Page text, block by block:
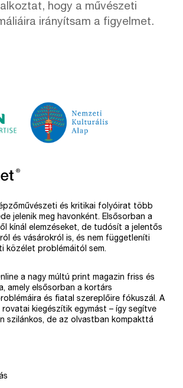
hogy a művészeti
irányítsam a figyelmet.
és kritikai folyóirat több
jelenik meg havonként. Elsősorban a
kínál elemzéseket, de tudósít a jelentős
és vásárokról is, és nem függetleníti
közélet problémáitól sem.
a nagy múltú print magazin friss és
amely elsősorban a kortárs
és fiatal szereplőire fókuszál. A
kiegészítik egymást – így segítve
szilánkos, de az olvastban kompakttá